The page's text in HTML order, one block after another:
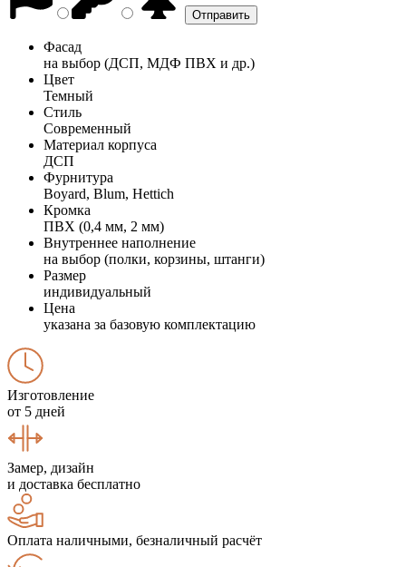
Фасад
на выбор (ДСП, МДФ ПВХ и др.)
Цвет
Темный
Стиль
Современный
Материал корпуса
ДСП
Фурнитура
Boyard, Blum, Hettich
Кромка
ПВХ (0,4 мм, 2 мм)
Внутреннее наполнение
на выбор (полки, корзины, штанги)
Размер
индивидуальный
Цена
указана за базовую комплектацию
Изготовление
от 5 дней
Замер, дизайн
и доставка бесплатно
Оплата наличными, безналичный расчёт